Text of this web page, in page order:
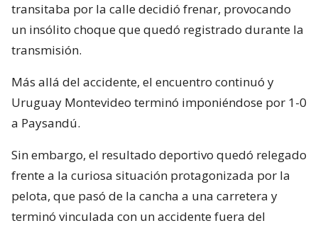
transitaba por la calle decidió frenar, provocando
un insólito choque que quedó registrado durante la
transmisión.
Más allá del accidente, el encuentro continuó y
Uruguay Montevideo terminó imponiéndose por 1-0
a Paysandú.
Sin embargo, el resultado deportivo quedó relegado
frente a la curiosa situación protagonizada por la
pelota, que pasó de la cancha a una carretera y
terminó vinculada con un accidente fuera del